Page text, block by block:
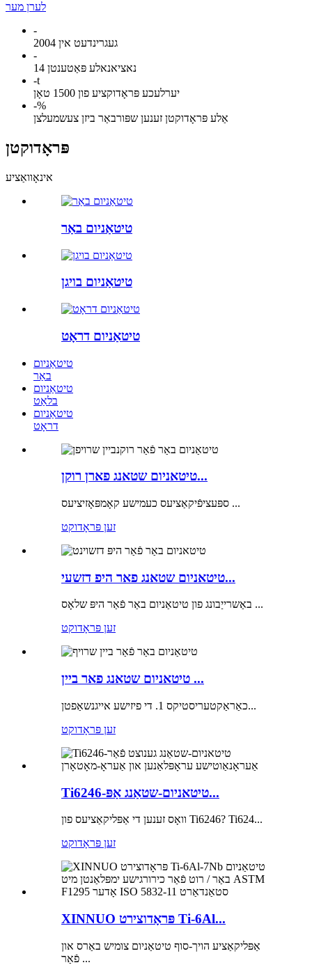
לערן מער
-
געגרינדעט אין 2004
-
14 נאציאנאלע פּאַטענטן
-t
יערלעכע פּראָדוקציע פון ​​1500 טאָן
-%
אַלע פּראָדוקטן זענען שפּורבאַר ביזן צעשמעלצן
פּראָדוקטן
אינאָוואַציע
טיטאַניום באַר
טיטאַניום בויגן
טיטאַניום דראָט
טיטאַניום
באַר
טיטאַניום
בלאַט
טיטאַניום
דראָט
טיטאניום שטאנג פארן רוקן...
ספּעציפֿיקאַציעס כעמישע קאָמפּאָזיציעס ...
זען פּראָדוקט
טיטאניום שטאנג פאר היפ דזשעי...
באַשרייַבונג פון טיטאַניום באַר פֿאַר היפּ שלאָס ...
זען פּראָדוקט
טיטאניום שטאנג פאר ביין ...
כאַראַקטעריסטיקס 1. די פיזישע אייגנשאַפטן...
זען פּראָדוקט
Ti6246-טיטאניום-שטאַנג אַפּ...
וואָס זענען די אַפּליקאַציעס פון Ti6246? Ti624...
זען פּראָדוקט
XINNUO פּראָדוצירט Ti-6Al...
אַפּליקאַציע הויך-סוף טיטאַניום צומיש באַרס און
פֿאַר ...